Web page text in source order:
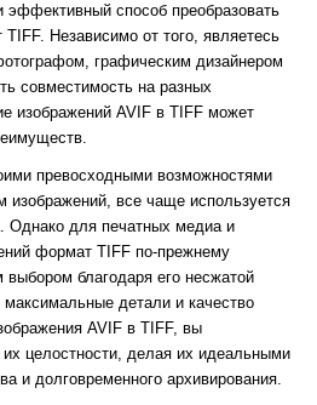
способ преобразовать
Независимо от того, являетесь
графическим дизайнером
совместимость на разных
изображений AVIF в TIFF может
превосходными возможностями
изображений, все чаще используется
для печатных медиа и
формат TIFF по-прежнему
выбором благодаря его несжатой
максимальные детали и качество
AVIF в TIFF, вы
их целостности, делая их идеальными
и долговременного архивирования.